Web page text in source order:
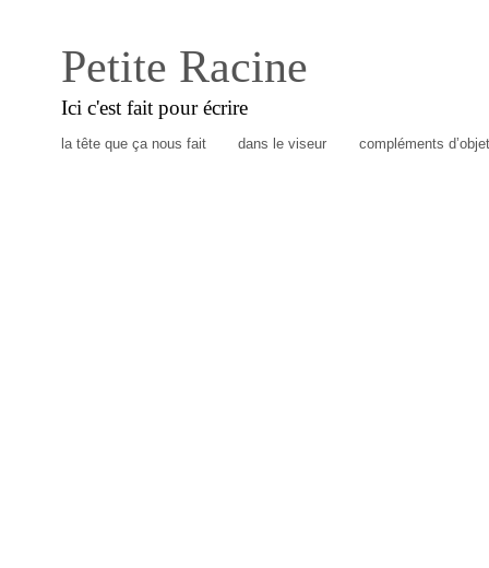
Petite Racine
Ici c'est fait pour écrire
la tête que ça nous fait dans le viseur compléments